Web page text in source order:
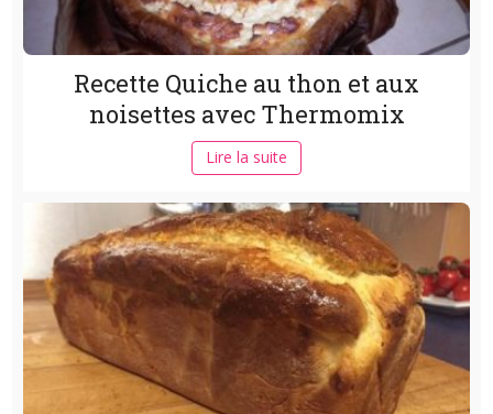
Recette Quiche au thon et aux
noisettes avec Thermomix
Lire la suite